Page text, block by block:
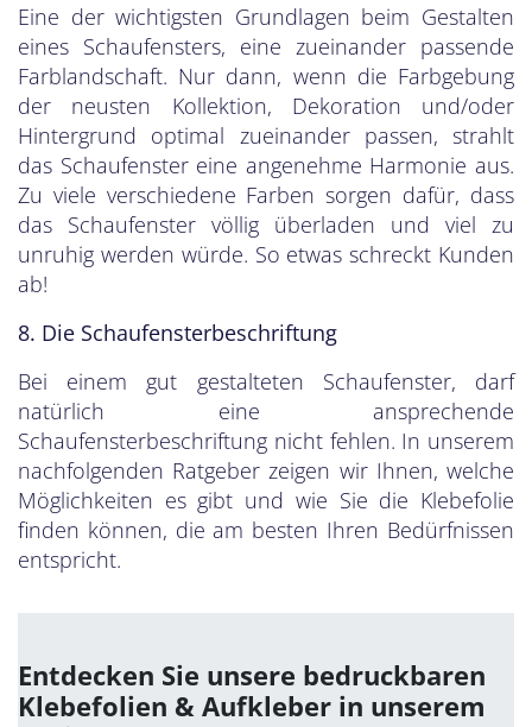
Eine der wichtigsten Grundlagen beim Gestalten
eines Schaufensters, eine zueinander passende
Farblandschaft. Nur dann, wenn die Farbgebung
der neusten Kollektion, Dekoration und/oder
Hintergrund optimal zueinander passen, strahlt
das Schaufenster eine angenehme Harmonie aus.
Zu viele verschiedene Farben sorgen dafür, dass
das Schaufenster völlig überladen und viel zu
unruhig werden würde. So etwas schreckt Kunden
ab!
8. Die Schaufensterbeschriftung
Bei einem gut gestalteten Schaufenster, darf
natürlich eine ansprechende
Schaufensterbeschriftung nicht fehlen. In unserem
nachfolgenden Ratgeber zeigen wir Ihnen, welche
Möglichkeiten es gibt und wie Sie die Klebefolie
finden können, die am besten Ihren Bedürfnissen
entspricht.
Entdecken Sie unsere bedruckbaren
Klebefolien & Aufkleber in unserem